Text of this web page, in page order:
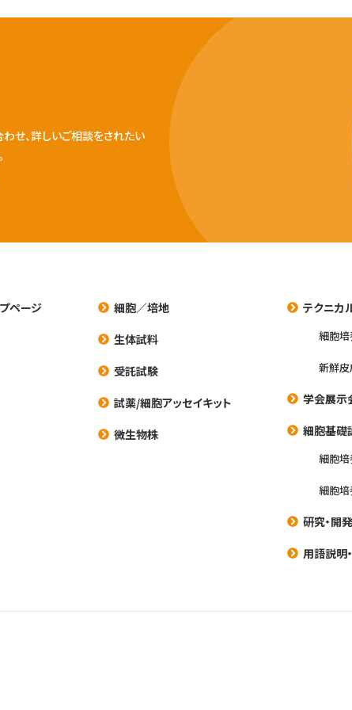
せ、詳しいご相談をされたい
ページ
細胞／培地
生体試料
受託試験
試薬/細胞アッセイキット
微生物株
テクニカ
細胞
新鮮
学会展示
細胞基礎
細胞
細胞
研究・開
用語説明